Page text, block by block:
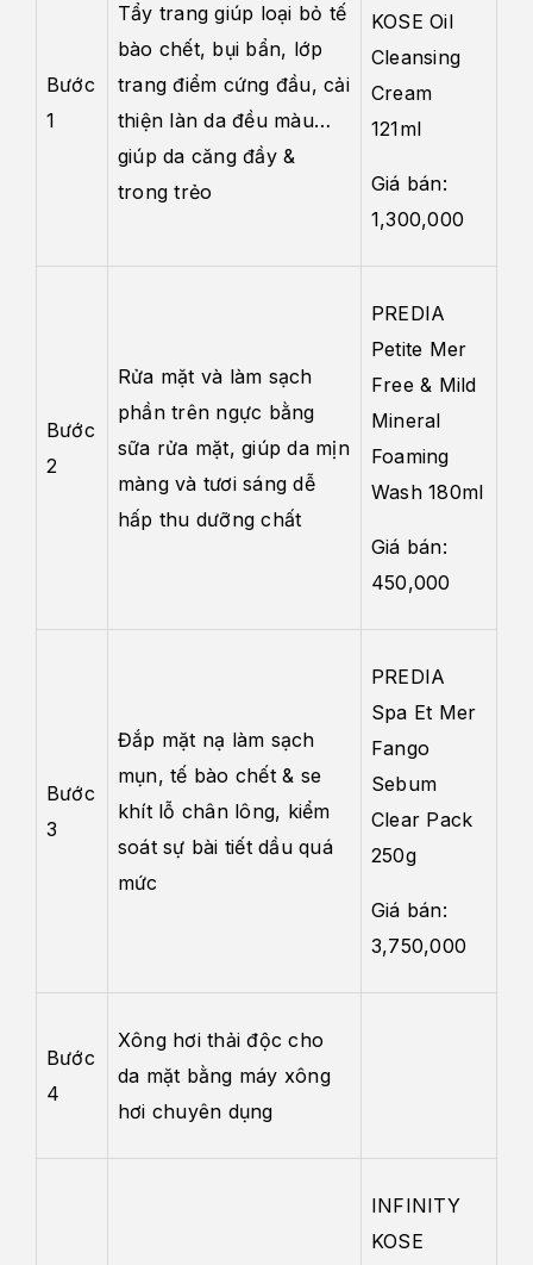
Bước
1
Tẩy trang giúp loại bỏ tế
bào chết, bụi bẩn, lớp
trang điểm cứng đầu, cải
thiện làn da đều màu…
giúp da căng đầy &
trong trẻo
KOSE Oil
Cleansing
Cream
121ml
Giá bán:
1,300,000
Bước
2
Rửa mặt và làm sạch
phần trên ngực bằng
sữa rửa mặt, giúp da mịn
màng và tươi sáng dễ
hấp thu dưỡng chất
PREDIA
Petite Mer
Free & Mild
Mineral
Foaming
Wash 180ml
Giá bán:
450,000
Bước
3
Đắp mặt nạ làm sạch
mụn, tế bào chết & se
khít lỗ chân lông, kiểm
soát sự bài tiết dầu quá
mức
PREDIA
Spa Et Mer
Fango
Sebum
Clear Pack
250g
Giá bán:
3,750,000
Bước
4
Xông hơi thải độc cho
da mặt bằng máy xông
hơi chuyên dụng
INFINITY
KOSE